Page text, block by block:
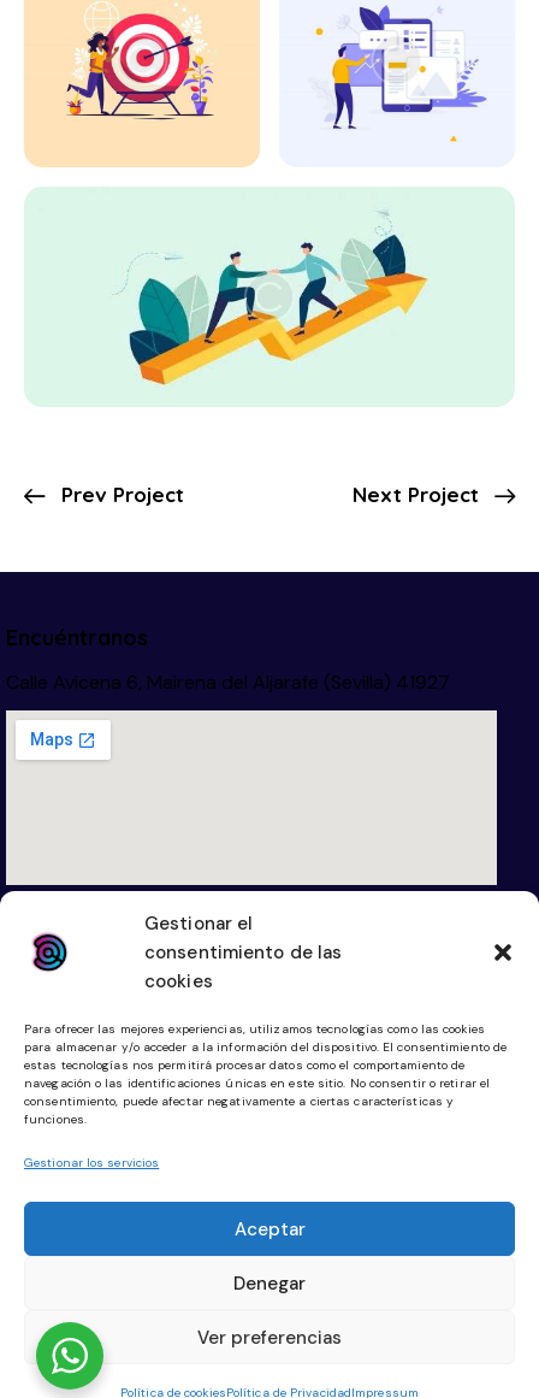
Gestionar el
consentimiento de las
cookies
Para ofrecer las mejores experiencias, utilizamos tecnologías como las cookies
para almacenar y/o acceder a la información del dispositivo. El consentimiento de
estas tecnologías nos permitirá procesar datos como el comportamiento de
navegación o las identificaciones únicas en este sitio. No consentir o retirar el
consentimiento, puede afectar negativamente a ciertas características y
funciones.
Gestionar los servicios
Aceptar
Denegar
Ver preferencias
Política de cookiesPolítica de PrivacidadImpressum
Prev Project Next Project
Encuéntranos
Calle Avicena 6, Mairena del Aljarafe (Sevilla) 41927
hola@digitallketing.es
623 042 739
Links
Diseño Web
Tienda Online
Legal
Aviso Legal
Política de Cookies
Redes Sociales
Instagram